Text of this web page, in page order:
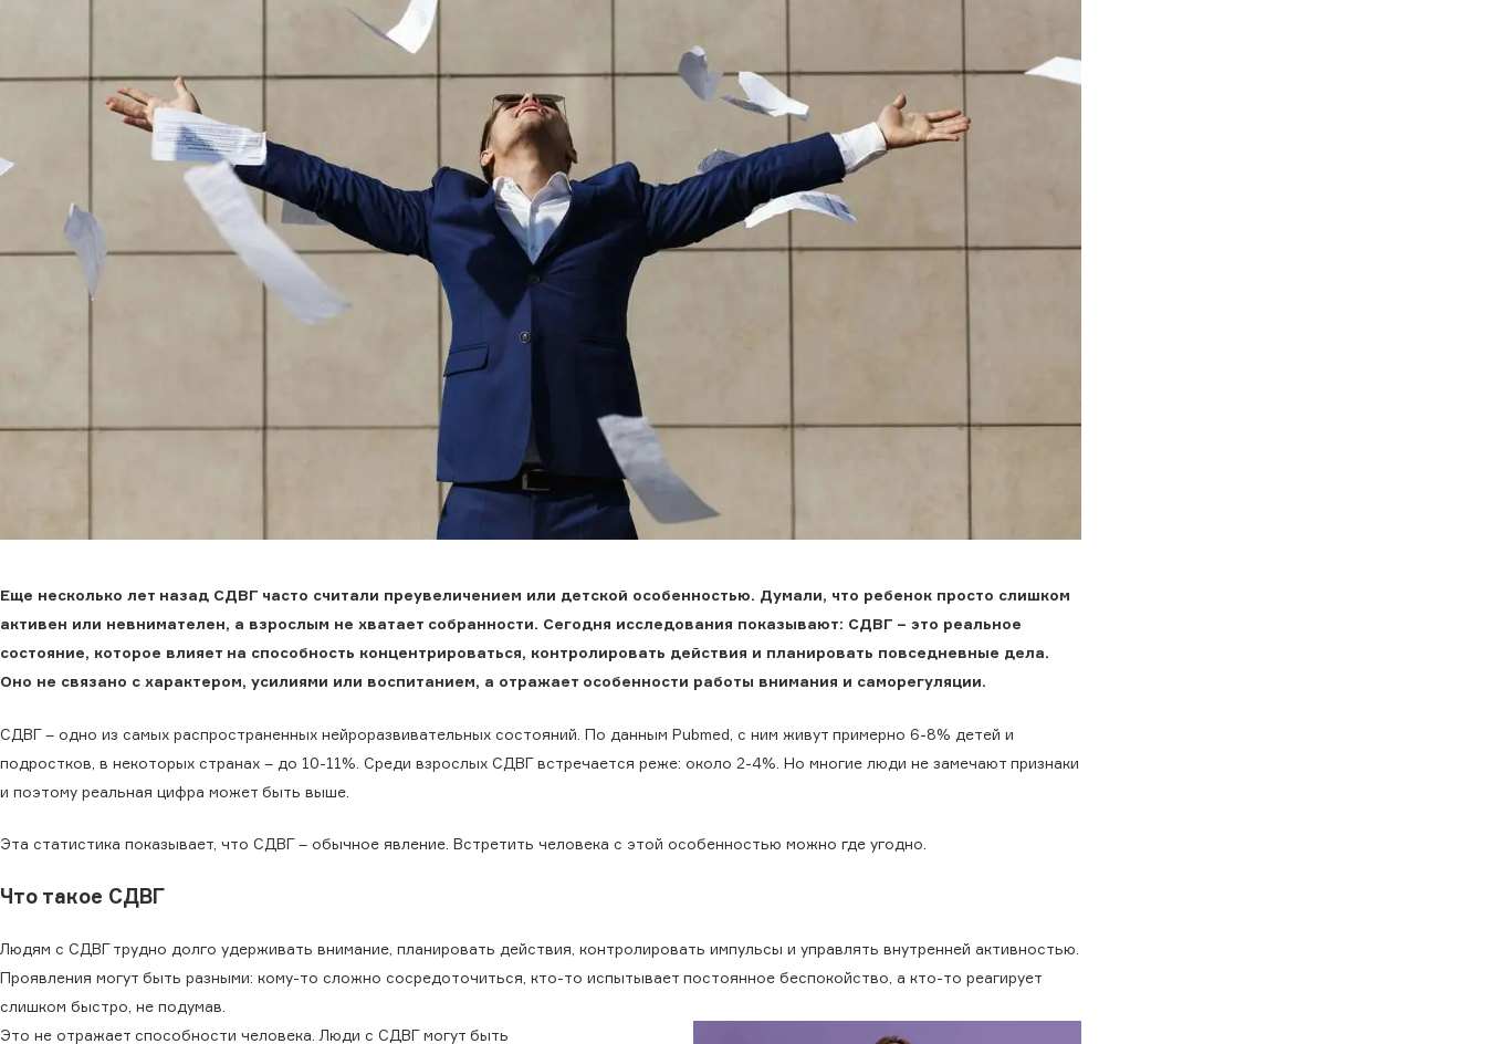
Еще несколько лет назад СДВГ часто считали преувеличением или детской особенностью. Думали, что ребенок просто слишком
активен или невнимателен, а взрослым не хватает собранности. Сегодня исследования показывают: СДВГ – это реальное
состояние, которое влияет на способность концентрироваться, контролировать действия и планировать повседневные дела.
Оно не связано с характером, усилиями или воспитанием, а отражает особенности работы внимания и саморегуляции.
СДВГ – одно из самых распространенных нейроразвивательных состояний. По данным Pubmed, с ним живут примерно 6-8% детей и
подростков, в некоторых странах – до 10-11%. Среди взрослых СДВГ встречается реже: около 2-4%. Но многие люди не замечают признаки
и поэтому реальная цифра может быть выше.
Эта статистика показывает, что СДВГ – обычное явление. Встретить человека с этой особенностью можно где угодно.
Что такое СДВГ
Людям с СДВГ трудно долго удерживать внимание, планировать действия, контролировать импульсы и управлять внутренней активностью.
Проявления могут быть разными: кому-то сложно сосредоточиться, кто-то испытывает постоянное беспокойство, а кто-то реагирует
слишком быстро, не подумав.
Это не отражает способности человека. Люди с СДВГ могут быть